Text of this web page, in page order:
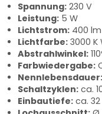
Spannung: 230 V
Leistung: 5 W
Lichtstrom: 400 lm
Lichtfarbe: 3000
Abstrahlwinkel:
Farbwiedergabe:
Nennlebensdauer:
Schaltzyklen: ca.
Einbautiefe: ca.